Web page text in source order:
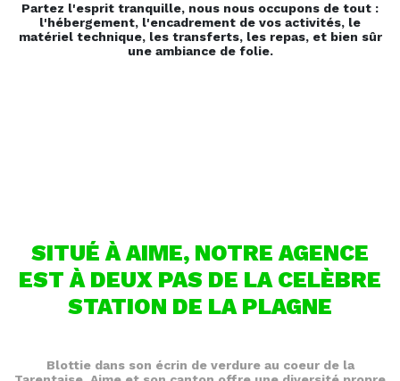
Partez l'esprit tranquille, nous nous occupons de tout :
l'hébergement, l'encadrement de vos activités, le
matériel technique, les transferts, les repas, et bien sûr
une ambiance de folie.
SITUÉ À AIME, NOTRE AGENCE
EST À DEUX PAS DE LA CELÈBRE
STATION DE LA PLAGNE
Blottie dans son écrin de verdure au coeur de la